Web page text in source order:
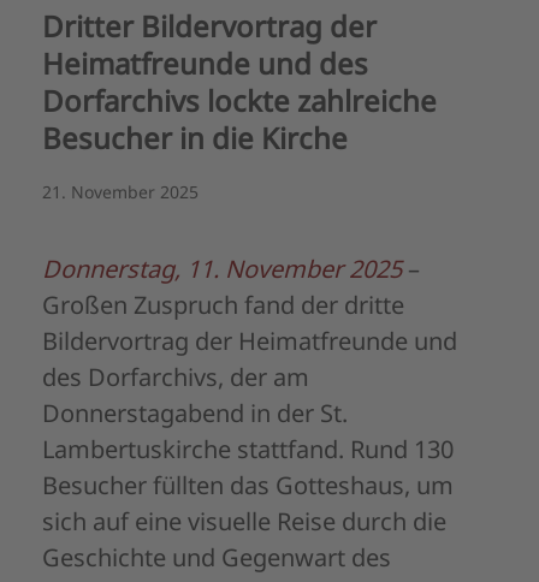
Dritter Bildervortrag der
Heimatfreunde und des
Dorfarchivs lockte zahlreiche
Besucher in die Kirche
21. November 2025
Donnerstag, 11. November 2025–
Großen Zuspruch fand der dritte
Bildervortrag der Heimatfreunde und
des Dorfarchivs, der am
Donnerstagabend in der St.
Lambertuskirche stattfand. Rund 130
Besucherfüllten das Gotteshaus, um
sich auf eine visuelle Reise durch die
Geschichte und Gegenwart des